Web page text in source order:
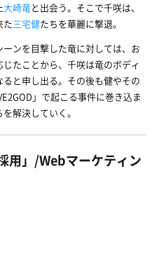
大崎竜と出会う。そこで千咲は、
た三宅健たちを華麗に撃退。
ンを目撃した竜に対しては、お
たことから、千咲は竜のボディ
と申し出る。その後も健やその
」で起こる事件に巻き込ま
解決していく。
用」/Webマーケティン